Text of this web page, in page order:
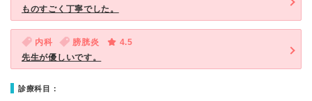
ものすごく丁寧でした。
内科 膀胱炎
4.5
先生が優しいです。
診療科目：